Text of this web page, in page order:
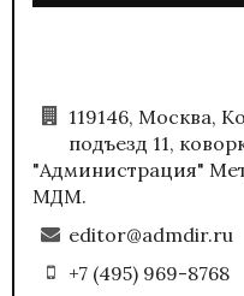
119146, Москва,
подъезд 11,
"Администрация"
МДМ.
editor@admdir.ru
+7 (495) 969-8768